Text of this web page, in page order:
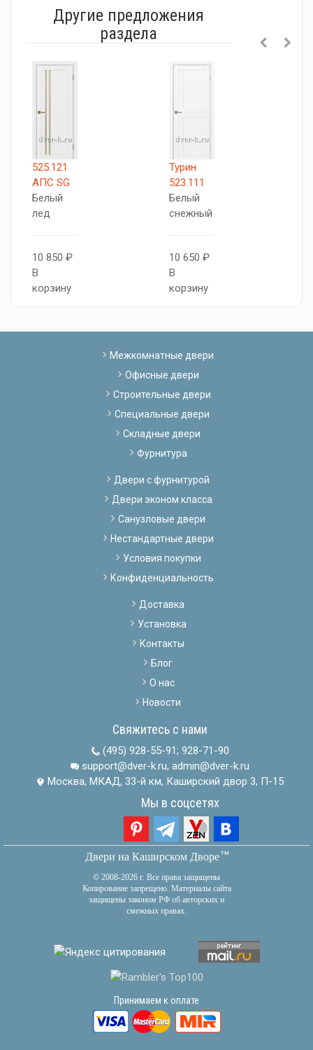
Другие предложения
раздела
525.121
АПС SG
Белый
лед
10 850 ₽
В
корзину
Турин
523.111
Белый
снежный
10 650 ₽
В
корзину
Межкомнатные двери
Офисные двери
Строительные двери
Специальные двери
Складные двери
Фурнитура
Двери с фурнитурой
Двери эконом класса
Санузловые двери
Нестандартные двери
Условия покупки
Конфиденциальность
Доставка
Установка
Контакты
Блог
О нас
Новости
Свяжитесь с нами
(495) 928-55-91; 928-71-90
support@dver-k.ru, admin@dver-k.ru
Москва, МКАД, 33-й км, Каширский двор 3, П-15
Мы в соцсетях
Двери на Каширском Дворетм
© 2008-2026 г. Все права защищены
Копирование запрещено. Материалы сайта
защищены законом РФ об авторских и
смежных правах.
Принимаем к оплате